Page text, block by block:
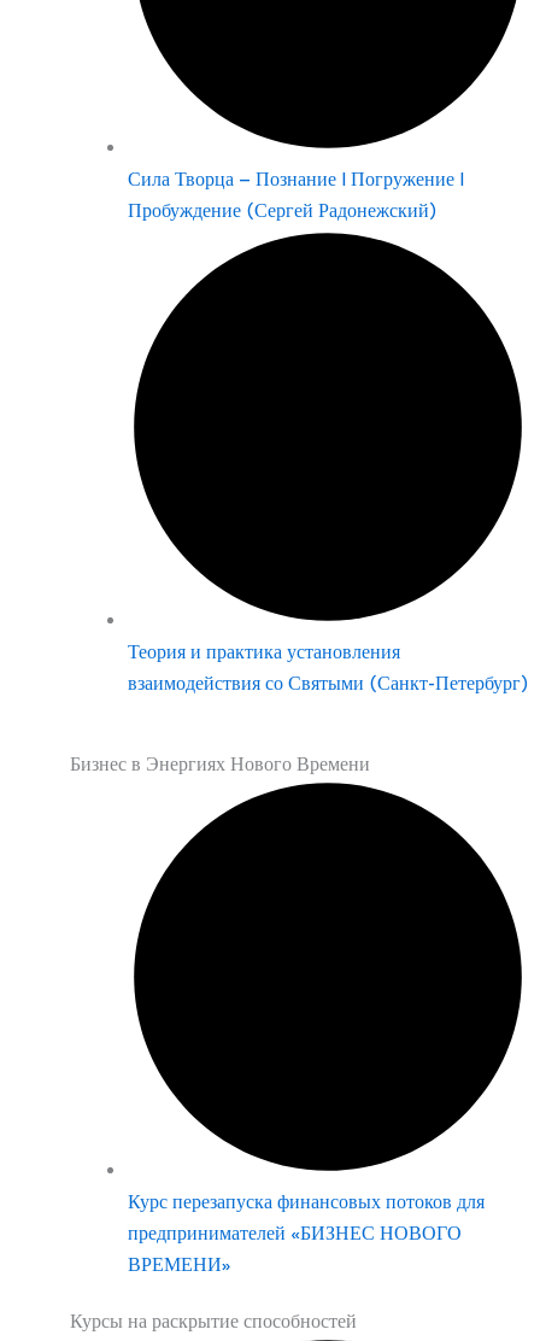
Сила Творца – Познание | Погружение |
Пробуждение (Сергей Радонежский)
Теория и практика установления
взаимодействия со Святыми (Санкт-Петербург)
Бизнес в Энергиях Нового Времени
Курс перезапуска финансовых потоков для
предпринимателей «БИЗНЕС НОВОГО
ВРЕМЕНИ»
Курсы на раскрытие способностей